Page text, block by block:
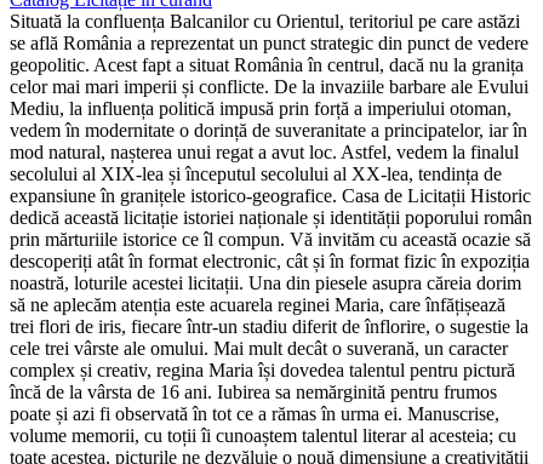
Situată la confluența Balcanilor cu Orientul, teritoriul pe care astăzi
se află România a reprezentat un punct strategic din punct de vedere
geopolitic. Acest fapt a situat România în centrul, dacă nu la granița
celor mai mari imperii și conflicte. De la invaziile barbare ale Evului
Mediu, la influența politică impusă prin forță a imperiului otoman,
vedem în modernitate o dorință de suveranitate a principatelor, iar în
mod natural, nașterea unui regat a avut loc. Astfel, vedem la finalul
secolului al XIX-lea și începutul secolului al XX-lea, tendința de
expansiune în granițele istorico-geografice. Casa de Licitații Historic
dedică această licitație istoriei naționale și identității poporului român
prin mărturiile istorice ce îl compun. Vă invităm cu această ocazie să
descoperiți atât în format electronic, cât și în format fizic în expoziția
noastră, loturile acestei licitații. Una din piesele asupra căreia dorim
să ne aplecăm atenția este acuarela reginei Maria, care înfățișează
trei flori de iris, fiecare într-un stadiu diferit de înflorire, o sugestie la
cele trei vârste ale omului. Mai mult decât o suverană, un caracter
complex și creativ, regina Maria își dovedea talentul pentru pictură
încă de la vârsta de 16 ani. Iubirea sa nemărginită pentru frumos
poate și azi fi observată în tot ce a rămas în urma ei. Manuscrise,
volume memorii, cu toții îi cunoaștem talentul literar al acesteia; cu
toate acestea, picturile ne dezvăluie o nouă dimensiune a creativității